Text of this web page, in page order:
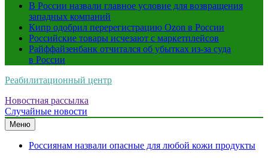
В России назвали главное условие для возвращения
западных компаний
Кипр одобрил перерегистрацию Ozon в России
Российские товары исчезают с маркетплейсов
Райффайзенбанк отчитался об убытках из-за суда
в России
Реабилитационный центр
Новостная рассылка
Случайные новости
Меню
Россиянам назвали опасные для любой кожи продукты